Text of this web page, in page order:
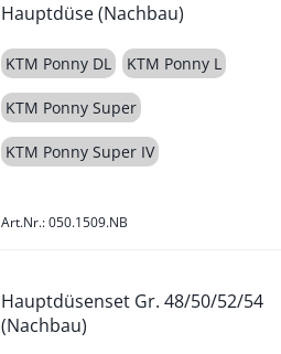
Hauptdüse (Nachbau)
KTM Ponny DL KTM Ponny L
KTM Ponny Super
KTM Ponny Super IV
Art.Nr.: 050.1509.NB
Hauptdüsenset Gr. 48/50/52/54
(Nachbau)